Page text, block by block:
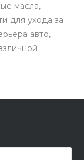
масла,
для ухода за
авто,